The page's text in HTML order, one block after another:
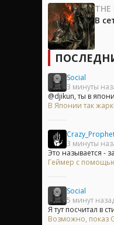
THE
В
Social
3 минуты
@djikun, ты в
В Японии так
3 минуты
Это называется -
Геймер с помощью
Social
5 минут
Я тут посчитал в
Возможно, показ